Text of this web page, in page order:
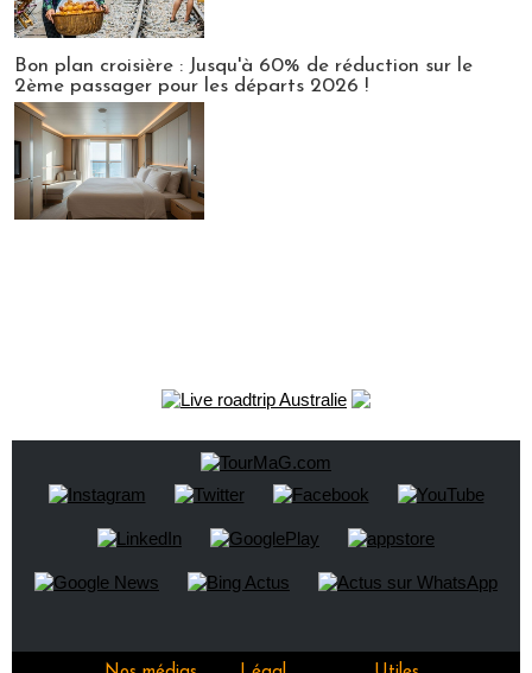
Bon plan croisière : Jusqu'à 60% de réduction sur le
2ème passager pour les départs 2026 !